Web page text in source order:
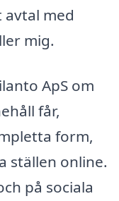
med
mig.
ApS om
får,
form,
ställen online.
på sociala